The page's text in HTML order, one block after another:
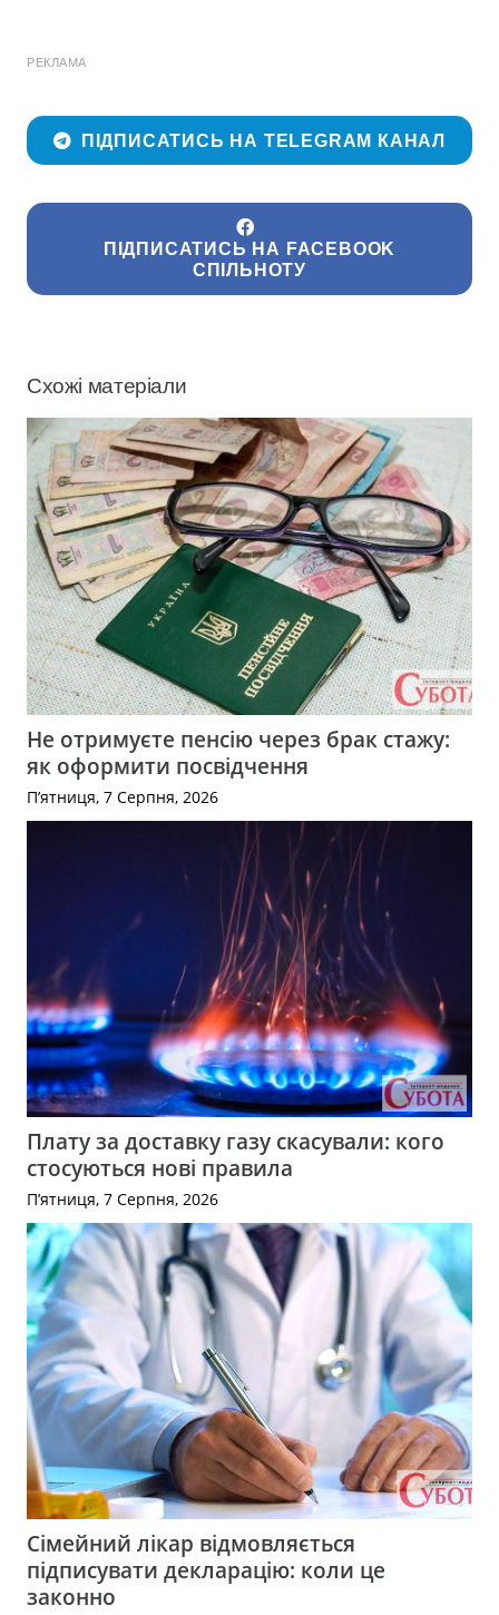
РЕКЛАМА
ПІДПИСАТИСЬ НА TELEGRAM КАНАЛ
ПІДПИСАТИСЬ НА FACEBOOK
СПІЛЬНОТУ
Схожі матеріали
Не отримуєте пенсію через брак стажу:
як оформити посвідчення
П’ятниця, 7 Серпня, 2026
Плату за доставку газу скасували: кого
стосуються нові правила
П’ятниця, 7 Серпня, 2026
Сімейний лікар відмовляється
підписувати декларацію: коли це
законно